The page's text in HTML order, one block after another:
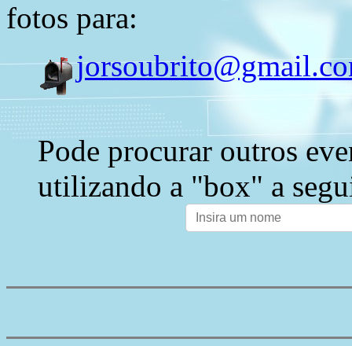
fotos para:
Pode procurar outros
utilizando a "box" a